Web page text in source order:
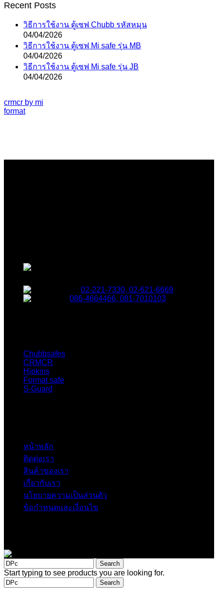
Recent Posts
วิธีการใช้งาน ตู้เซฟ Chubb รหัสหมุน
04/04/2026
วิธีการใช้งาน ตู้เซฟ Mi safe รุ่น MB
04/04/2026
วิธีการใช้งาน ตู้เซฟ Mi safe รุ่น JB
04/04/2026
crmcr by mi
format
02-221-7330, 02-621-6669
086-4664466, 081-7010103
Chubbsafes
CRMCR
Hipkins
Format safe
S-Guard
หน้าหลัก
ติดต่อเรา
สินค้าของเรา
เกี่ยวกับเรา
นโยบายความเป็นส่วนตัว
ข้อกำหนดและเงื่อนไข
Search
Start typing to see products you are looking for.
Search